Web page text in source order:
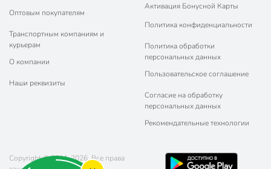
Оптовым покупателям
Транспортным компаниям и
курьерам
О компании
Наши реквизиты
Активация Бонусной Карты
Политика конфиденциальности
Политика обработки
персональных данных
Пользовательское соглашение
Согласие на обработку
персональных данных
Рекомендательные технологии
Copyright © 2011-2026. Все права